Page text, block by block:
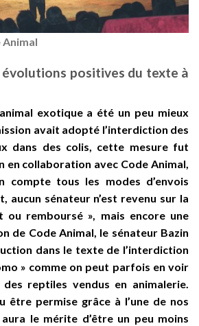
positives du texte à
exotique a été un peu mieux
avait adopté l’interdiction des
dans des colis, cette mesure fut
en collaboration avec Code Animal,
compte tous les modes d’envois
aucun sénateur n’est revenu sur la
ou remboursé », mais encore une
de Code Animal, le sénateur Bazin
dans le texte de l’interdiction
» comme on peut parfois en voir
reptiles vendus en animalerie.
être permise grâce à l’une de nos
aura le mérite d’être un peu moins